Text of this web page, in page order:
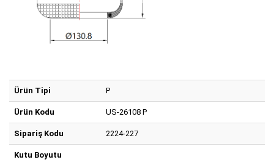
Ürün Tipi P
Ürün Kodu US-26108 P
Sipariş Kodu 2224-227
Kutu Boyutu